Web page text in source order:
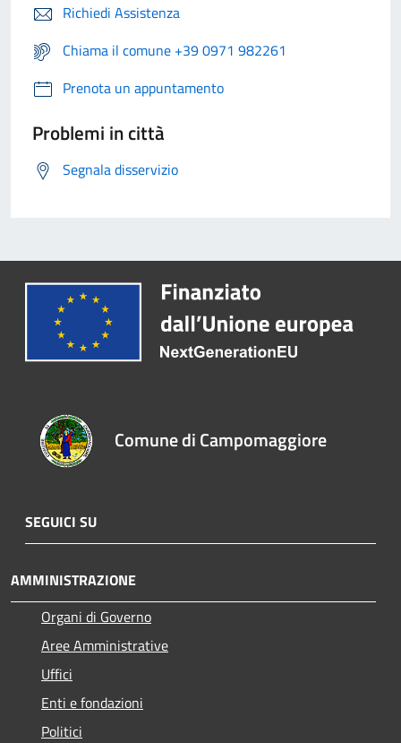
Richiedi Assistenza
Chiama il comune +39 0971 982261
Prenota un appuntamento
Problemi in città
Segnala disservizio
Comune di Campomaggiore
SEGUICI SU
AMMINISTRAZIONE
Organi di Governo
Aree Amministrative
Uffici
Enti e fondazioni
Politici